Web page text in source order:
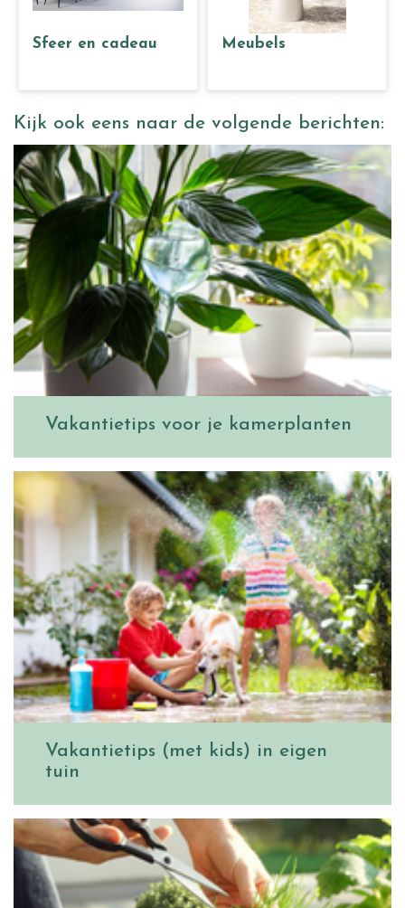
Sfeer en cadeau Meubels
Kijk ook eens naar de volgende berichten:
Vakantietips voor je kamerplanten
Vakantietips (met kids) in eigen
tuin